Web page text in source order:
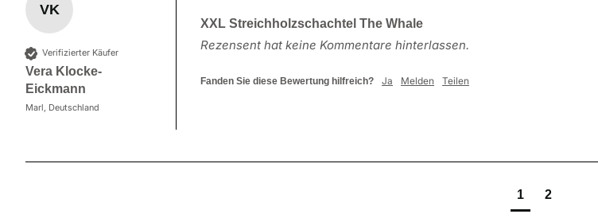
VK
Verifizierter Käufer
Vera Klocke-
Eickmann
Marl, Deutschland
XXL Streichholzschachtel The Whale
Rezensent hat keine Kommentare hinterlassen.
Fanden Sie diese Bewertung hilfreich? Ja Melden Teilen
1 2